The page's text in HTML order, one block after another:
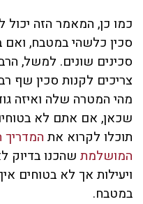
כמו כן, המאמר הזה
סכין כלשהי במטבח,
סכינים שונים. למשל,
צריכים לקנות סכין שף
מהי המטרה שלה ואיזה
שכאן, אם אתם לא
תוכלו לקרוא את
המושלמת שהכנו בדיוק
ויעילות אך לא בטוחים
במטבח.